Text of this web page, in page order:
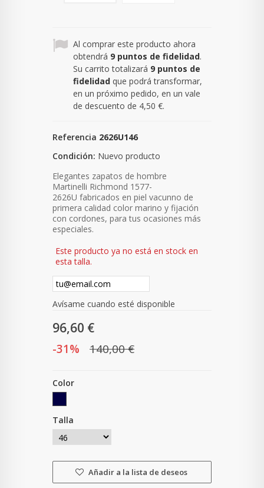
Al comprar este producto ahora
obtendrá 9 puntos de fidelidad.
Su carrito totalizará 9 puntos de
fidelidad que podrá transformar,
en un próximo pedido, en un vale
de descuento de 4,50 €.
Referencia 2626U146
Condición: Nuevo producto
Elegantes zapatos de hombre
Martinelli Richmond 1577-
2626U fabricados en piel vacunno de
primera calidad color marino y fijación
con cordones, para tus ocasiones más
especiales.
Este producto ya no está en stock en
esta talla.
Avísame cuando esté disponible
96,60 €
-31% 140,00 €
Color
Talla
Añadir a la lista de deseos